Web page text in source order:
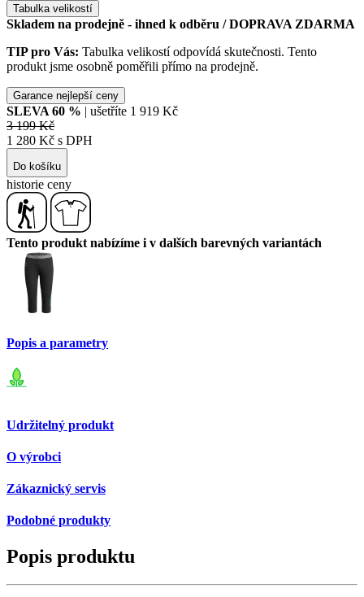
Tabulka velikostí
Skladem na prodejně - ihned k odběru / DOPRAVA ZDARMA
TIP pro Vás: Tabulka velikostí odpovídá skutečnosti. Tento
produkt jsme osobně poměřili přímo na prodejně.
Garance nejlepší ceny
SLEVA 60 % | ušetříte 1 919 Kč
3 199 Kč
1 280 Kč s DPH
Do košíku
historie ceny
Tento produkt nabízíme i v dalších barevných variantách
Popis a parametry
Udržitelný produkt
O výrobci
Zákaznický servis
Podobné produkty
Popis produktu